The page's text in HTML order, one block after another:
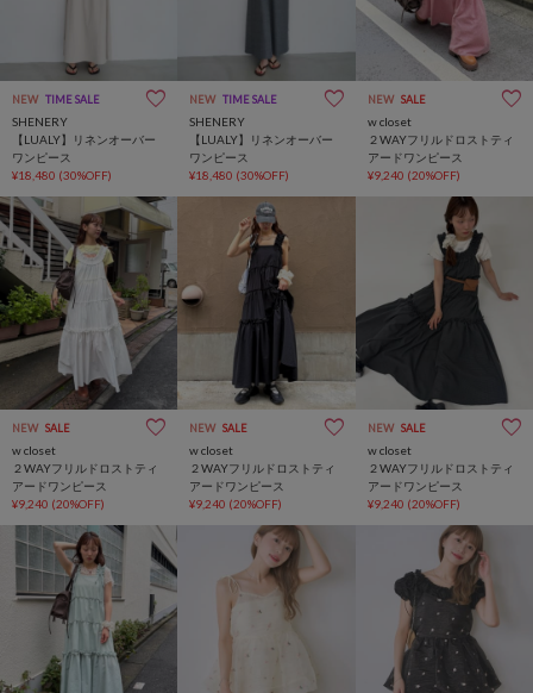
NEW TIME SALE
SHENERY
【LUALY】リネンオーバー
ワンピース
¥18,480 (30%OFF)
NEW TIME SALE
SHENERY
【LUALY】リネンオーバー
ワンピース
¥18,480 (30%OFF)
NEW SALE
w closet
２WAYフリルドロストティ
アードワンピース
¥9,240 (20%OFF)
NEW SALE
w closet
２WAYフリルドロストティ
アードワンピース
¥9,240 (20%OFF)
NEW SALE
w closet
２WAYフリルドロストティ
アードワンピース
¥9,240 (20%OFF)
NEW SALE
w closet
２WAYフリルドロストティ
アードワンピース
¥9,240 (20%OFF)